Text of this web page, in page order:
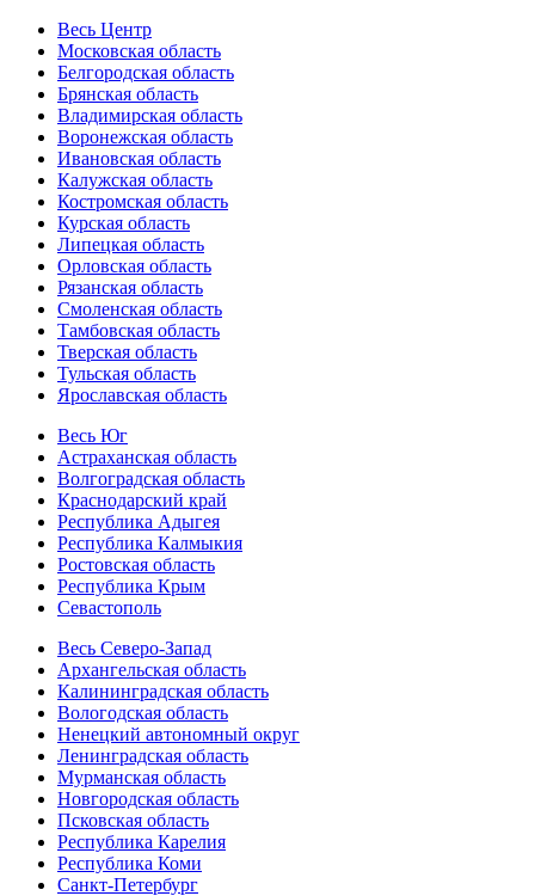
Весь Центр
Московская область
Белгородская область
Брянская область
Владимирская область
Воронежская область
Ивановская область
Калужская область
Костромская область
Курская область
Липецкая область
Орловская область
Рязанская область
Смоленская область
Тамбовская область
Тверская область
Тульская область
Ярославская область
Весь Юг
Астраханская область
Волгоградская область
Краснодарский край
Республика Адыгея
Республика Калмыкия
Ростовская область
Республика Крым
Севастополь
Весь Северо-Запад
Архангельская область
Калининградская область
Вологодская область
Ненецкий автономный округ
Ленинградская область
Мурманская область
Новгородская область
Псковская область
Республика Карелия
Республика Коми
Санкт-Петербург